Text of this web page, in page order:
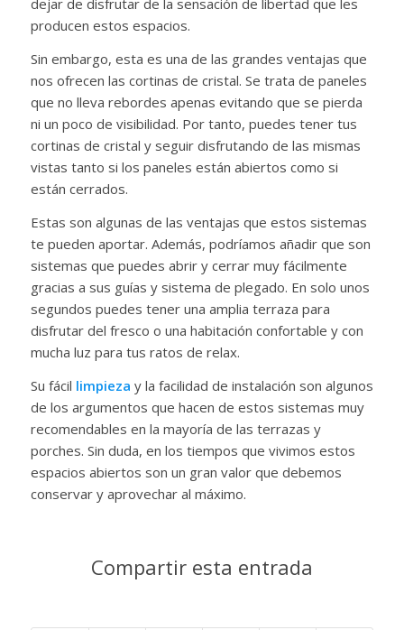
dejar de disfrutar de la sensación de libertad que les
producen estos espacios.
Sin embargo, esta es una de las grandes ventajas que
nos ofrecen las cortinas de cristal. Se trata de paneles
que no lleva rebordes apenas evitando que se pierda
ni un poco de visibilidad. Por tanto, puedes tener tus
cortinas de cristal y seguir disfrutando de las mismas
vistas tanto si los paneles están abiertos como si
están cerrados.
Estas son algunas de las ventajas que estos sistemas
te pueden aportar. Además, podríamos añadir que son
sistemas que puedes abrir y cerrar muy fácilmente
gracias a sus guías y sistema de plegado. En solo unos
segundos puedes tener una amplia terraza para
disfrutar del fresco o una habitación confortable y con
mucha luz para tus ratos de relax.
Su fácil limpieza y la facilidad de instalación son algunos
de los argumentos que hacen de estos sistemas muy
recomendables en la mayoría de las terrazas y
porches. Sin duda, en los tiempos que vivimos estos
espacios abiertos son un gran valor que debemos
conservar y aprovechar al máximo.
Compartir esta entrada